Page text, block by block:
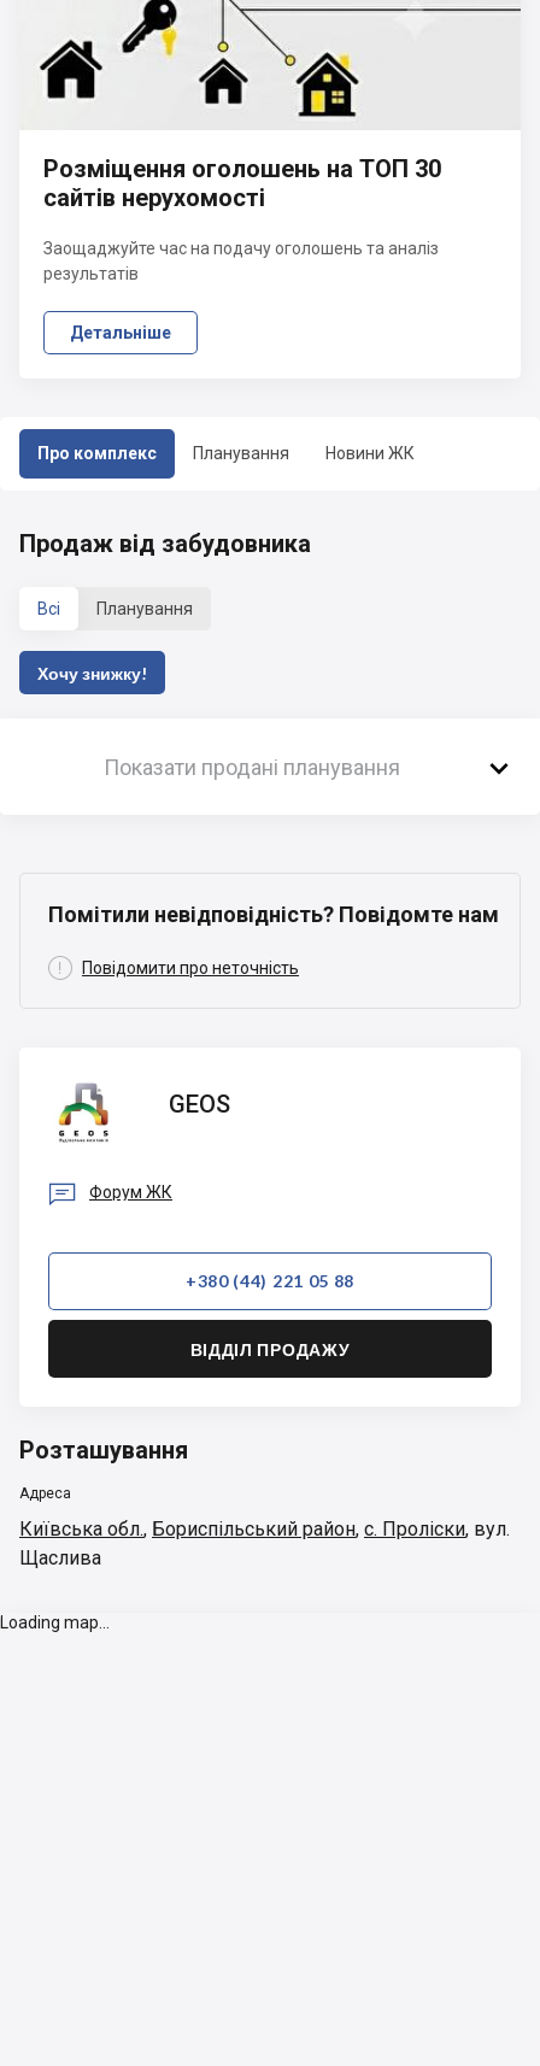
Про комплекс Планування Новини ЖК
Розміщення оголошень на ТОП 30
сайтів нерухомості
Заощаджуйте час на подачу оголошень та аналіз
результатів
Детальніше
Продаж від забудовника
Всі Планування
Хочу знижку!
Показати продані планування 
Помітили невідповідність? Повідомте нам
 Повідомити про неточність
GEOS
GEOS
 Форум ЖК
+380 (44) 221 05 88
ВІДДІЛ ПРОДАЖУ
Розташування
Адреса
Київська обл., Бориспільський район, с. Проліски, вул.
Щаслива
Loading map...